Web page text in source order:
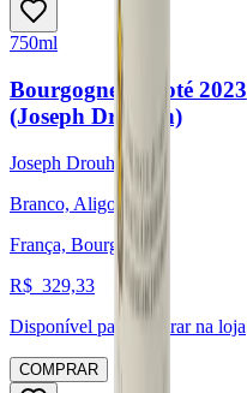
750ml
Bourgogne Aligoté 2023
(Joseph Drouhin)
Joseph Drouhin
Branco, Aligoté
França, Bourgogne
R$ 329,33
Disponível para:
Retirar na loja
COMPRAR